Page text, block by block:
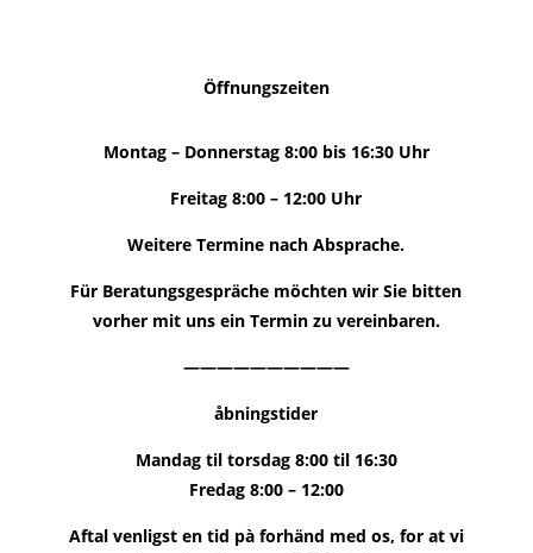
Öffnungszeiten
Montag – Donnerstag 8:00 bis 16:30 Uhr
Freitag 8:00 – 12:00 Uhr
Weitere Termine nach Absprache.
Für Beratungsgespräche möchten wir Sie bitten
vorher mit uns ein Termin zu vereinbaren.
——————————
åbningstider
Mandag til torsdag 8:00 til 16:30
Fredag ​​8:00 – 12:00
Aftal venligst en tid pà forhänd med os, for at vi